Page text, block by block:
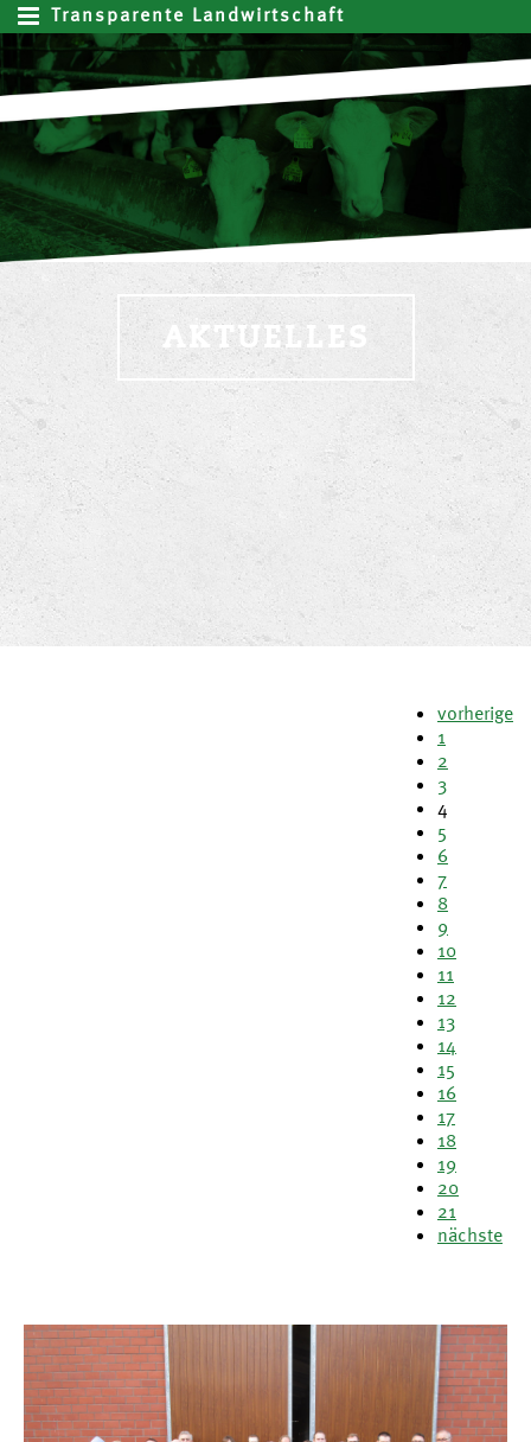
Transparente Landwirtschaft
AKTUELLES
vorherige
1
2
3
4
5
6
7
8
9
10
11
12
13
14
15
16
17
18
19
20
21
nächste